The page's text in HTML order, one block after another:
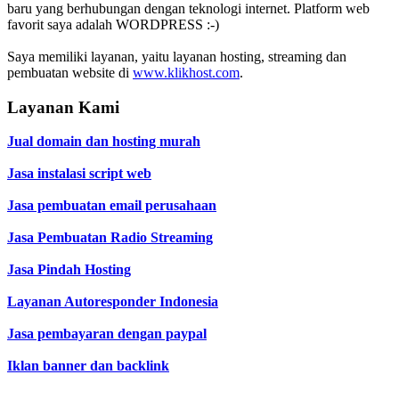
baru yang berhubungan dengan teknologi internet. Platform web
favorit saya adalah WORDPRESS :-)
Saya memiliki layanan, yaitu layanan hosting, streaming dan
pembuatan website di www.klikhost.com.
Layanan Kami
Jual domain dan hosting murah
Jasa instalasi script web
Jasa pembuatan email perusahaan
Jasa Pembuatan Radio Streaming
Jasa Pindah Hosting
Layanan Autoresponder Indonesia
Jasa pembayaran dengan paypal
Iklan banner dan backlink